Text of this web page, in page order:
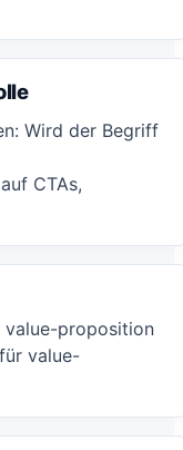
Wird der Begriff
CTAs,
value-proposition
value-